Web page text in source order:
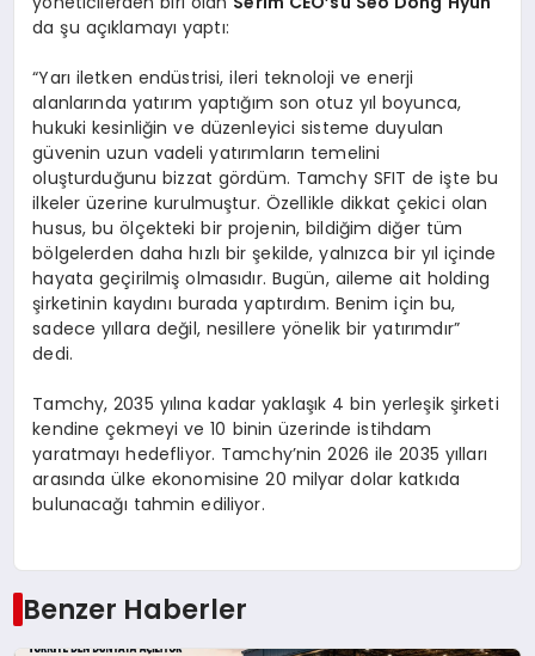
da şu açıklamayı yaptı:
“Yarı iletken endüstrisi, ileri teknoloji ve enerji
alanlarında yatırım yaptığım son otuz yıl boyunca,
hukuki kesinliğin ve düzenleyici sisteme duyulan
güvenin uzun vadeli yatırımların temelini
oluşturduğunu bizzat gördüm. Tamchy SFIT de işte bu
ilkeler üzerine kurulmuştur. Özellikle dikkat çekici olan
husus, bu ölçekteki bir projenin, bildiğim diğer tüm
bölgelerden daha hızlı bir şekilde, yalnızca bir yıl içinde
hayata geçirilmiş olmasıdır. Bugün, aileme ait holding
şirketinin kaydını burada yaptırdım. Benim için bu,
sadece yıllara değil, nesillere yönelik bir yatırımdır”
dedi.
Tamchy, 2035 yılına kadar yaklaşık 4 bin yerleşik şirketi
kendine çekmeyi ve 10 binin üzerinde istihdam
yaratmayı hedefliyor. Tamchy’nin 2026 ile 2035 yılları
arasında ülke ekonomisine 20 milyar dolar katkıda
bulunacağı tahmin ediliyor.
Benzer Haberler